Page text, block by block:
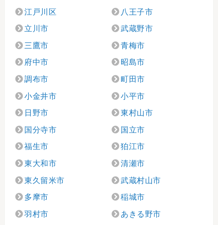
江戸川区 八王子市
立川市 武蔵野市
三鷹市 青梅市
府中市 昭島市
調布市 町田市
小金井市 小平市
日野市 東村山市
国分寺市 国立市
福生市 狛江市
東大和市 清瀬市
東久留米市 武蔵村山市
多摩市 稲城市
羽村市 あきる野市